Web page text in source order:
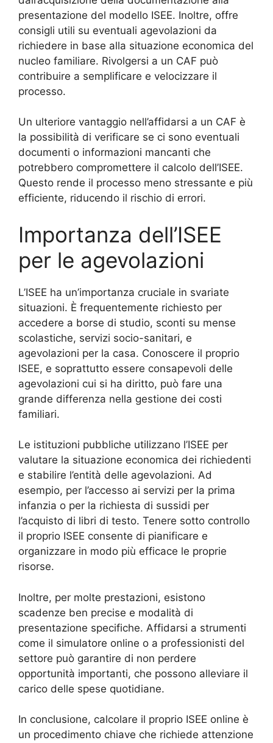
presentazione del modello ISEE. Inoltre, offre
consigli utili su eventuali agevolazioni da
richiedere in base alla situazione economica del
nucleo familiare. Rivolgersi a un CAF può
contribuire a semplificare e velocizzare il
processo.
Un ulteriore vantaggio nell’affidarsi a un CAF è
la possibilità di verificare se ci sono eventuali
documenti o informazioni mancanti che
potrebbero compromettere il calcolo dell’ISEE.
Questo rende il processo meno stressante e più
efficiente, riducendo il rischio di errori.
Importanza dell’ISEE
per le agevolazioni
L’ISEE ha un’importanza cruciale in svariate
situazioni. È frequentemente richiesto per
accedere a borse di studio, sconti su mense
scolastiche, servizi socio-sanitari, e
agevolazioni per la casa. Conoscere il proprio
ISEE, e soprattutto essere consapevoli delle
agevolazioni cui si ha diritto, può fare una
grande differenza nella gestione dei costi
familiari.
Le istituzioni pubbliche utilizzano l’ISEE per
valutare la situazione economica dei richiedenti
e stabilire l’entità delle agevolazioni. Ad
esempio, per l’accesso ai servizi per la prima
infanzia o per la richiesta di sussidi per
l’acquisto di libri di testo. Tenere sotto controllo
il proprio ISEE consente di pianificare e
organizzare in modo più efficace le proprie
risorse.
Inoltre, per molte prestazioni, esistono
scadenze ben precise e modalità di
presentazione specifiche. Affidarsi a strumenti
come il simulatore online o a professionisti del
settore può garantire di non perdere
opportunità importanti, che possono alleviare il
carico delle spese quotidiane.
In conclusione, calcolare il proprio ISEE online è
un procedimento chiave che richiede attenzione